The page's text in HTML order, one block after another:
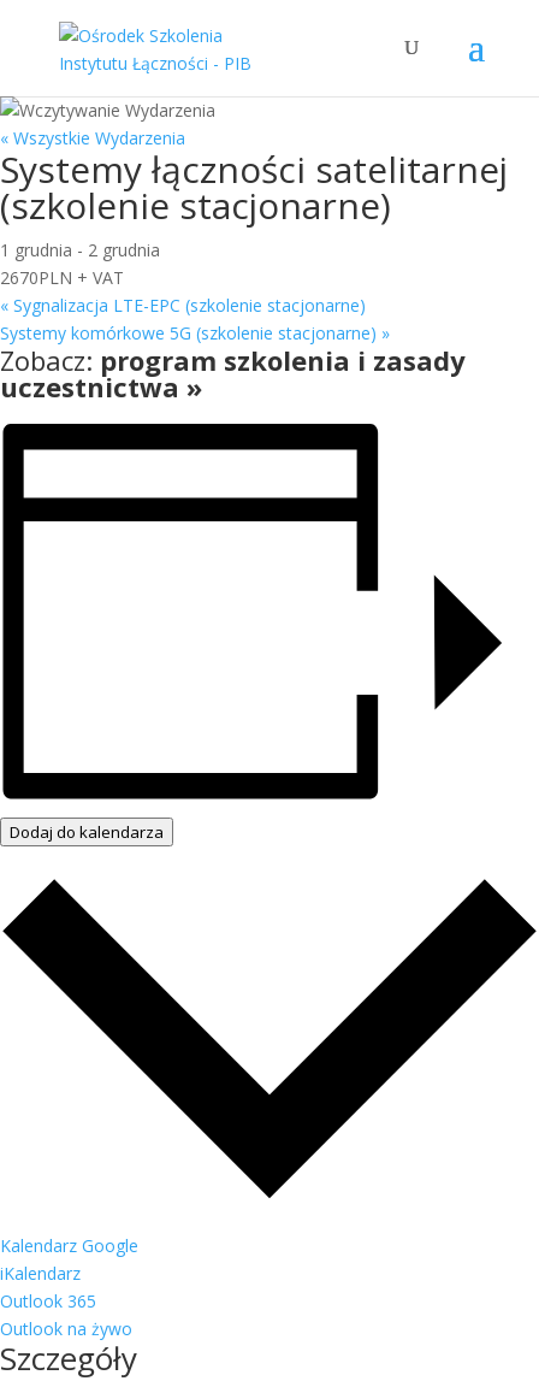
« Wszystkie Wydarzenia
Systemy łączności satelitarnej
(szkolenie stacjonarne)
1 grudnia - 2 grudnia
2670PLN + VAT
« Sygnalizacja LTE-EPC (szkolenie stacjonarne)
Systemy komórkowe 5G (szkolenie stacjonarne) »
Zobacz: program szkolenia i zasady
uczestnictwa »
Dodaj do kalendarza
Kalendarz Google
iKalendarz
Outlook 365
Outlook na żywo
Szczegóły